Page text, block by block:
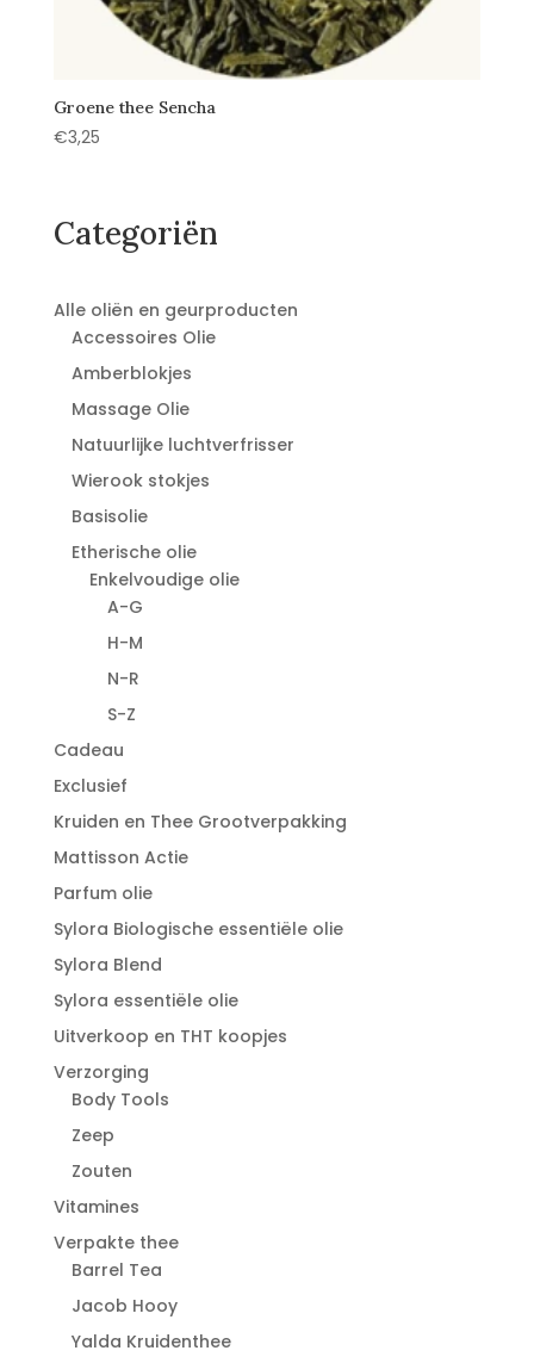
Groene thee Sencha
€3,25
Categoriën
Alle oliën en geurproducten
Accessoires Olie
Amberblokjes
Massage Olie
Natuurlijke luchtverfrisser
Wierook stokjes
Basisolie
Etherische olie
Enkelvoudige olie
A-G
H-M
N-R
S-Z
Cadeau
Exclusief
Kruiden en Thee Grootverpakking
Mattisson Actie
Parfum olie
Sylora Biologische essentiële olie
Sylora Blend
Sylora essentiële olie
Uitverkoop en THT koopjes
Verzorging
Body Tools
Zeep
Zouten
Vitamines
Verpakte thee
Barrel Tea
Jacob Hooy
Yalda Kruidenthee